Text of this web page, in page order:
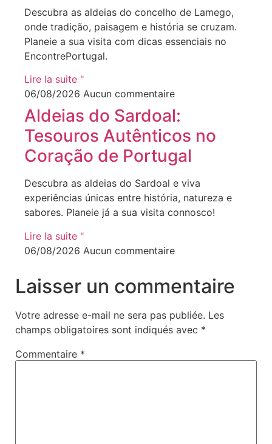
Descubra as aldeias do concelho de Lamego,
onde tradição, paisagem e história se cruzam.
Planeie a sua visita com dicas essenciais no
EncontrePortugal.
Lire la suite "
06/08/2026 Aucun commentaire
Aldeias do Sardoal:
Tesouros Autênticos no
Coração de Portugal
Descubra as aldeias do Sardoal e viva
experiências únicas entre história, natureza e
sabores. Planeie já a sua visita connosco!
Lire la suite "
06/08/2026 Aucun commentaire
Laisser un commentaire
Votre adresse e-mail ne sera pas publiée. Les
champs obligatoires sont indiqués avec *
Commentaire *